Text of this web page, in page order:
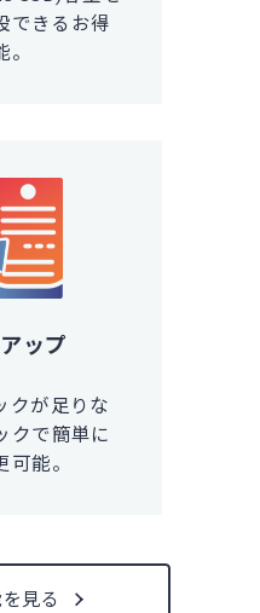
できるお得
ップ
クが足りな
クで簡単に
能。
見る